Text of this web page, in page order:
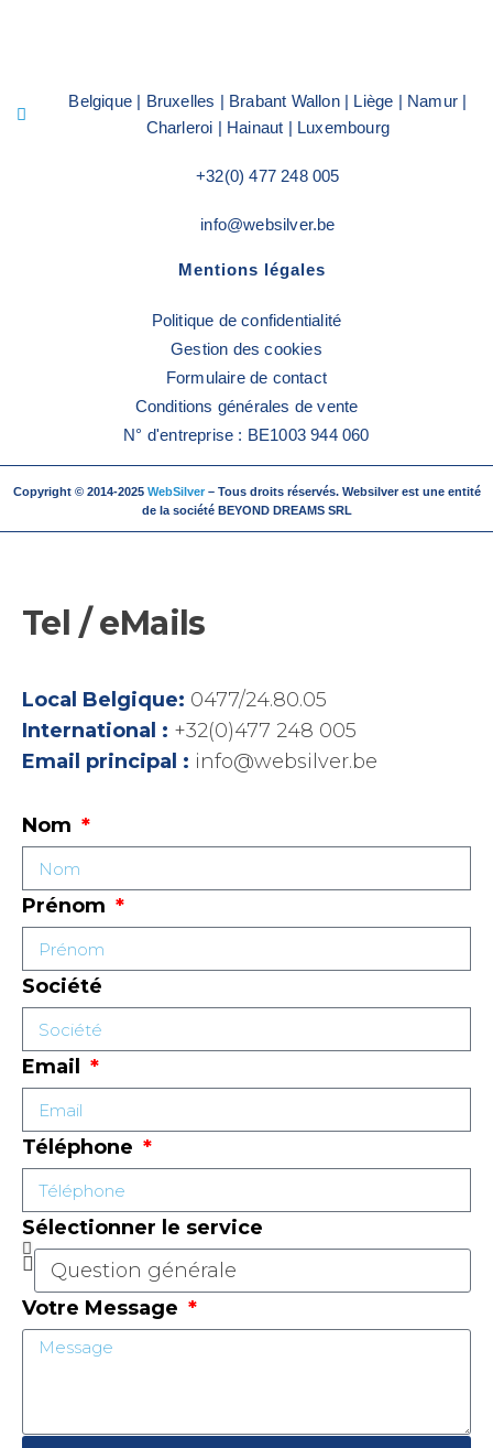
Belgique | Bruxelles | Brabant Wallon | Liège | Namur |
Charleroi | Hainaut | Luxembourg
+32(0) 477 248 005
info@websilver.be
Mentions légales
Politique de confidentialité
Gestion des cookies
Formulaire de contact
Conditions générales de vente
N° d'entreprise : BE1003 944 060
Copyright © 2014-2025 WebSilver– Tous droits réservés. Websilver est une entité
de la société BEYOND DREAMS SRL
Tel / eMails
Local Belgique: 0477/24.80.05
International : +32(0)477 248 005
Email principal : info@websilver.be
Nom
Prénom
Société
Email
Téléphone
Sélectionner le service
Votre Message